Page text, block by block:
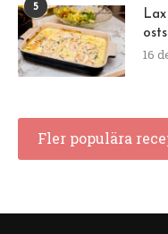
5
16
Fler populära